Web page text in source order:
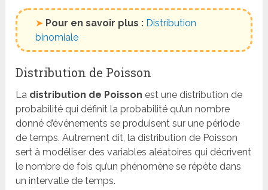
➤ Pour en savoir plus : Distribution
binomiale
Distribution de Poisson
La distribution de Poisson est une distribution de
probabilité qui définit la probabilité qu’un nombre
donné d’événements se produisent sur une période
de temps. Autrement dit, la distribution de Poisson
sert à modéliser des variables aléatoires qui décrivent
le nombre de fois qu’un phénomène se répète dans
un intervalle de temps.